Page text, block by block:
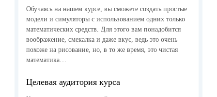
Обучаясь на нашем курсе, вы сможете создать простые
модели и симуляторы с использованием одних только
математических средств. Для этого вам понадобится
воображение, смекалка и даже вкус, ведь это очень
похоже на рисование, но, в то же время, это чистая
математика…
Целевая аудитория курса